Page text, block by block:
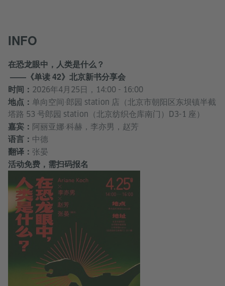
INFO
在恐龙眼中，人类是什么？
——《单读 42》北京新书分享会
时间： 2026年4月25日，14:00 - 16:00
地点： 单向空间·郎园 station 店（北京市朝阳区东坝镇半截
塔路 53 号郎园 station（北京纺织仓库南门）D3-1 座）
嘉宾： 阿丽亚娜·科赫，李亦男，赵芳
语言： 中德
翻译： 张晏
活动免费，需扫码报名